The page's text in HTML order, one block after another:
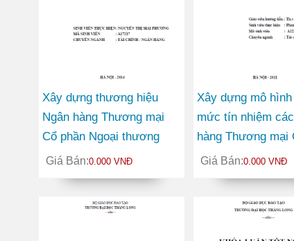
Xây dựng thương hiệu
Ngân hàng Thương mại
Cổ phần Ngoại thương
Việt Nam trong bối cảnh
hội nhập kinh tế quốc tế
Giá Bán:0.000 VNĐ
Xây dựng mô hình
mức tín nhiệm
hàng Thương mại
trên thị trường
khoán Việt Nam
Giá Bán:0.000 VNĐ